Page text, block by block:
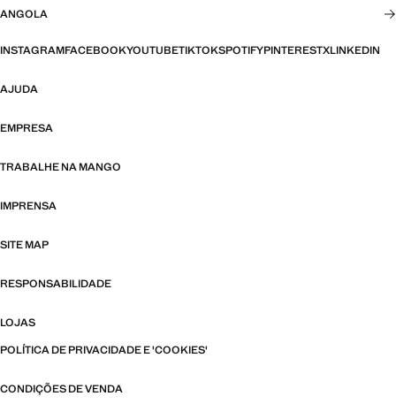
ANGOLA
INSTAGRAMFACEBOOKYOUTUBETIKTOKSPOTIFYPINTERESTXLINKEDIN
AJUDA
EMPRESA
TRABALHE NA MANGO
IMPRENSA
SITE MAP
RESPONSABILIDADE
LOJAS
POLÍTICA DE PRIVACIDADE E 'COOKIES'
CONDIÇÕES DE VENDA